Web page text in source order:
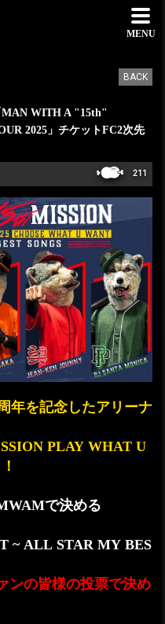
MENU
BACK
MAN WITH A "15th"
2025」チケットFC2次先
211
年を記念したアリーナ
PLAY WHAT U
で決める
~ ALL STAR MY BES
ンの皆様の投票で決め